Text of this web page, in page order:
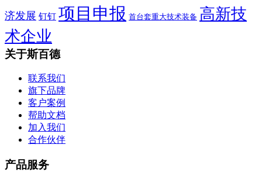
济发展 钉钉 项目申报 首台套重大技术装备 高新技
术企业
关于斯百德
联系我们
旗下品牌
客户案例
帮助文档
加入我们
合作伙伴
产品服务